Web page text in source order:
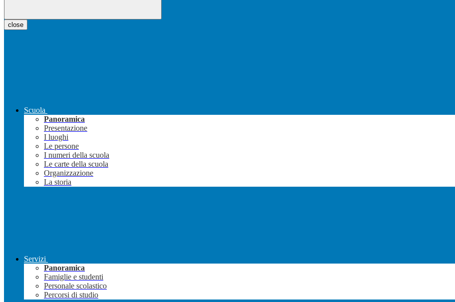
close
Scuola
Panoramica
Presentazione
I luoghi
Le persone
I numeri della scuola
Le carte della scuola
Organizzazione
La storia
Servizi
Panoramica
Famiglie e studenti
Personale scolastico
Percorsi di studio